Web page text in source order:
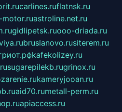
carlines.ruflatnsk.ru
motor.ruastroline.net.ru
gidlipetsk.ruooo-driada.ru
bruslanovo.rusiterem.ru
kafekolizey.ru
sugarepilekb.rugrinox.ru
kameryjooan.ru
aid70.rumetall-perm.ru
apiaccess.ru